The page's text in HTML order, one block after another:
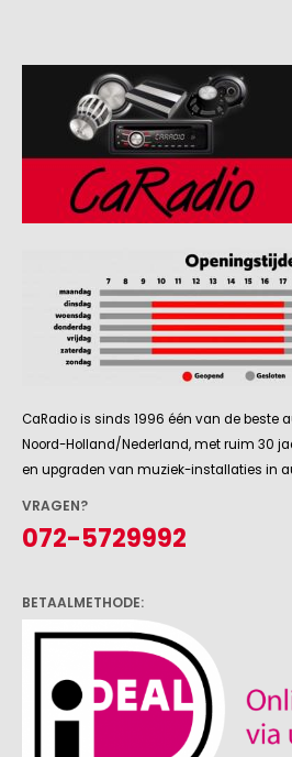
CaRadio is sinds 1996 één van de beste
Noord-Holland/Nederland, met ruim 30
en upgraden van muziek-installaties in
VRAGEN?
072-5729992
BETAALMETHODE: